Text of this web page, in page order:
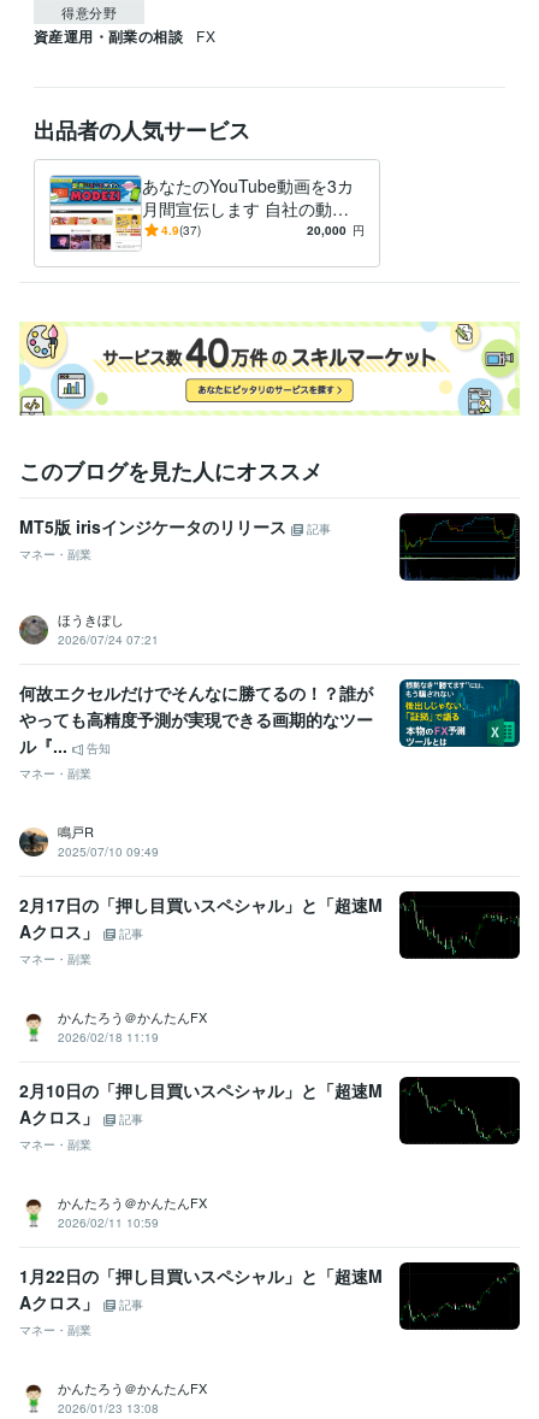
得意分野
資産運用・副業の相談 FX
出品者の人気サービス
あなたのYouTube動画を3カ
月間宣伝します 自社の動画
まとめサイトで安心安全にあ
4.9(37) 20,000 円
このブログを見た人にオススメ
MT5版 irisインジケータのリリース
記事
マネー・副業
ほうきぼし
2026/07/24 07:21
何故エクセルだけでそんなに勝てるの！？誰が
やっても高精度予測が実現できる画期的なツー
ル『...
告知
マネー・副業
鳴戸R
2025/07/10 09:49
2月17日の「押し目買いスペシャル」と「超速M
Aクロス」
記事
マネー・副業
かんたろう＠かんたんFX
2026/02/18 11:19
2月10日の「押し目買いスペシャル」と「超速M
Aクロス」
記事
マネー・副業
かんたろう＠かんたんFX
2026/02/11 10:59
1月22日の「押し目買いスペシャル」と「超速M
Aクロス」
記事
マネー・副業
かんたろう＠かんたんFX
2026/01/23 13:08